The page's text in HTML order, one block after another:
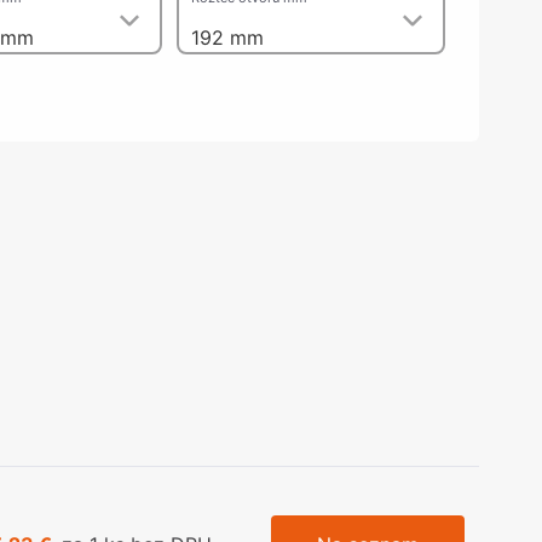
nohy, Nábytkové nohy a
nastavení
kování
192 mm